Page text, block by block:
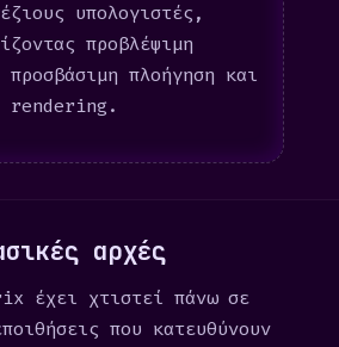
υπολογιστές,
προβλέψιμη
πλοήγηση και
rendering.
αρχές
έχει χτιστεί πάνω σε
που κατευθύνουν